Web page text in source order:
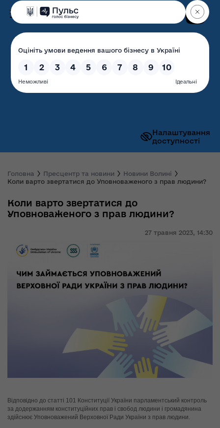
Налаштування
доступності
Волинська обласна
державна адміністрація
Головна Пресцентр та новини
Новини Волині
Коли варто звертатися до Уповноваженого з прав людини?
27 травня 2023, 14:30
Коли варто звертатися до
Уповноваженого з прав людини?
Відповідно до статті 101 Конституції України парламентський контроль
за додержанням конституційних прав і свобод людини і громадянина
здійснює Уповноважений Верховної Ради України з прав людини.